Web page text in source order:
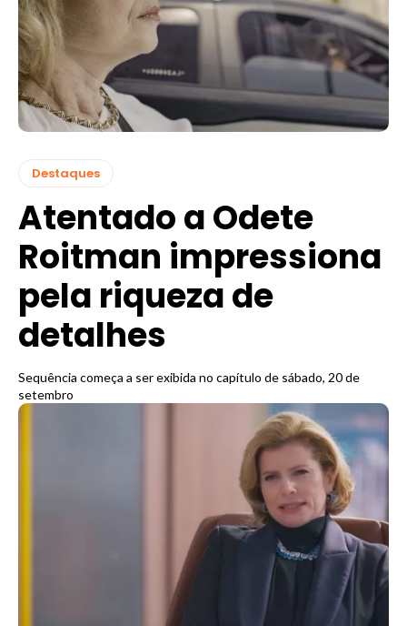
Destaques
Atentado a Odete
Roitman impressiona
pela riqueza de
detalhes
Sequência começa a ser exibida no capítulo de sábado, 20 de
setembro